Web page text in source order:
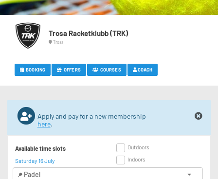
Trosa Racketklubb (TRK)
Trosa
BOOKING OFFERS COURSES COACH
Apply and pay for a new membership
here.
Available time slots
Saturday 16 July
Outdoors
Indoors
Padel